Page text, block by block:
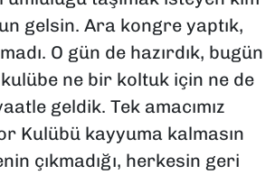
gelsin. Ara kongre yaptık,
O gün de hazırdık, bugün
kulübe ne bir koltuk için ne de
geldik. Tek amacımız
Kulübü kayyuma kalmasın
çıkmadığı, herkesin geri